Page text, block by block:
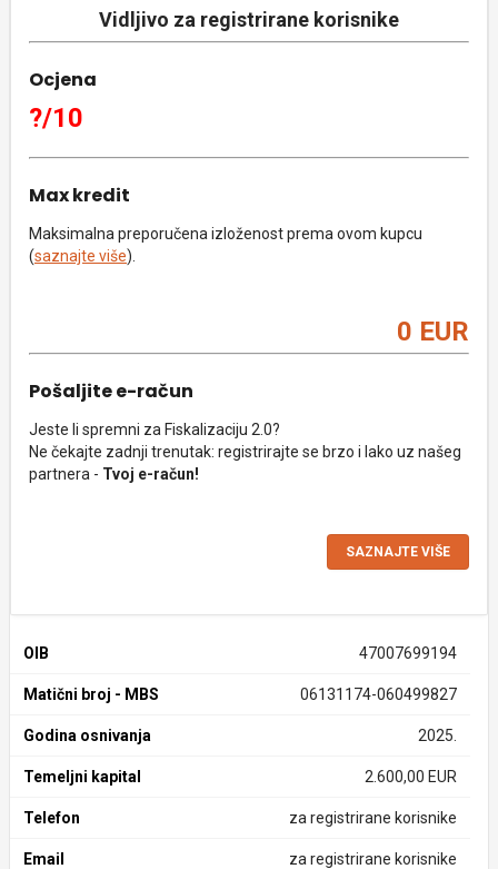
Vidljivo za registrirane korisnike
Ocjena
?/10
Max kredit
Maksimalna preporučena izloženost prema ovom kupcu
(saznajte više).
0 EUR
Pošaljite e-račun
Jeste li spremni za Fiskalizaciju 2.0?
Ne čekajte zadnji trenutak: registrirajte se brzo i lako uz našeg
partnera - Tvoj e-račun!
SAZNAJTE VIŠE
OIB 47007699194
Matični broj - MBS 06131174-060499827
Godina osnivanja 2025.
Temeljni kapital 2.600,00 EUR
Telefon za registrirane korisnike
Email za registrirane korisnike